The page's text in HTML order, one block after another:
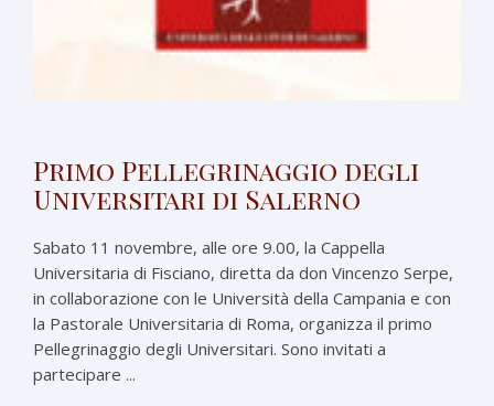
Primo Pellegrinaggio degli
Universitari di Salerno
Sabato 11 novembre, alle ore 9.00, la Cappella
Universitaria di Fisciano, diretta da don Vincenzo Serpe,
in collaborazione con le Università della Campania e con
la Pastorale Universitaria di Roma, organizza il primo
Pellegrinaggio degli Universitari. Sono invitati a
partecipare ...